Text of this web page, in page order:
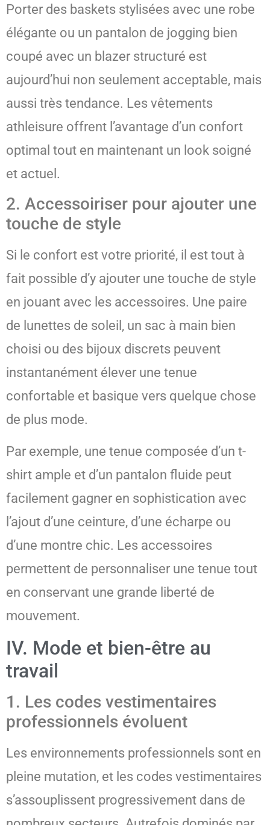
Porter des baskets stylisées avec une robe
élégante ou un pantalon de jogging bien
coupé avec un blazer structuré est
aujourd’hui non seulement acceptable, mais
aussi très tendance. Les vêtements
athleisure offrent l’avantage d’un confort
optimal tout en maintenant un look soigné
et actuel.
2. Accessoiriser pour ajouter une
touche de style
Si le confort est votre priorité, il est tout à
fait possible d’y ajouter une touche de style
en jouant avec les accessoires. Une paire
de lunettes de soleil, un sac à main bien
choisi ou des bijoux discrets peuvent
instantanément élever une tenue
confortable et basique vers quelque chose
de plus mode.
Par exemple, une tenue composée d’un t-
shirt ample et d’un pantalon fluide peut
facilement gagner en sophistication avec
l’ajout d’une ceinture, d’une écharpe ou
d’une montre chic. Les accessoires
permettent de personnaliser une tenue tout
en conservant une grande liberté de
mouvement.
IV. Mode et bien-être au
travail
1. Les codes vestimentaires
professionnels évoluent
Les environnements professionnels sont en
pleine mutation, et les codes vestimentaires
s’assouplissent progressivement dans de